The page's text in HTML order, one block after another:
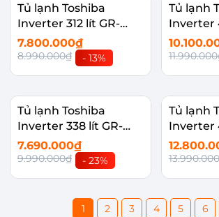
Tủ lạnh Toshiba
Inverter 312 lít GR-
RT416WE-PMV(58)-
MM
7.800.000₫
8.990.000₫ - 13%
Tủ lạnh
Inverter
MM
Tủ lạnh Toshiba
Inverter 338 lít GR-
RT468WE-PMV(58)-
MM
7.690.000₫
9.990.000₫ - 23%
Tủ lạnh
Inverter
MG
1 2 3 4 5 6